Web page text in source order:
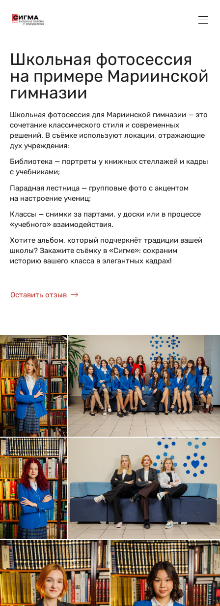
Школьная фотосессия
на примере Мариинской
гимназии
Школьная фотосессия для Мариинской гимназии — это
сочетание классического стиля и современных
решений. В съёмке используют локации, отражающие
дух учреждения:
Библиотека — портреты у книжных стеллажей и кадры
с учебниками;
Парадная лестница — групповые фото с акцентом
на настроение учениц;
Классы — снимки за партами, у доски или в процессе
«учебного» взаимодействия.
Хотите альбом, который подчеркнёт традиции вашей
школы? Закажите съёмку в «Сигме»: сохраним
историю вашего класса в элегантных кадрах!
Оставить отзыв